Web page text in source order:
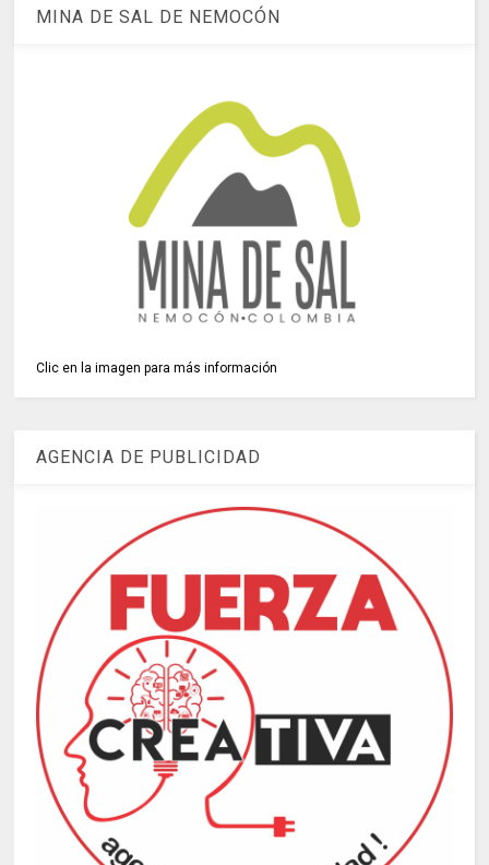
MINA DE SAL DE NEMOCÓN
Clic en la imagen para más información
AGENCIA DE PUBLICIDAD